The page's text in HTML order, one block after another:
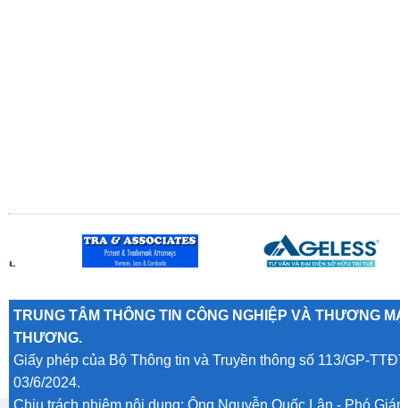
TRUNG TÂM THÔNG TIN CÔNG NGHIỆP VÀ THƯƠNG
THƯƠNG.
Giấy phép của Bộ Thông tin và Truyền thông số 113/GP-
03/6/2024.
Chịu trách nhiệm nội dung: Ông Nguyễn Quốc Lân - Phó